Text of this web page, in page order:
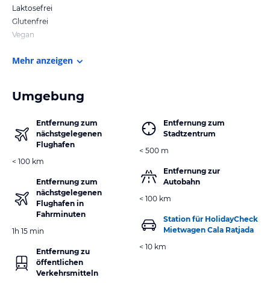
Laktosefrei
Glutenfrei
Vegan
Mehr anzeigen
Umgebung
Entfernung zum
nächstgelegenen
Flughafen
< 100 km
Entfernung zum
nächstgelegenen
Flughafen in
Fahrminuten
1h 15 min
Entfernung zu
öffentlichen
Verkehrsmitteln
Entfernung zum
Stadtzentrum
< 500 m
Entfernung zur
Autobahn
< 100 km
Station für HolidayCheck
Mietwagen Cala Ratjada
< 10 km